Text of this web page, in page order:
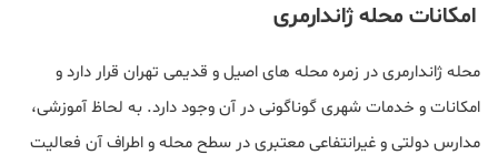
امکانات محله ژاندارمری
محله ژاندارمری در زمره محله‌ های اصیل و قدیمی تهران قرار دارد و
امکانات و خدمات شهری گوناگونی در آن وجود دارد. به لحاظ آموزشی،
مدارس دولتی و غیرانتفاعی معتبری در سطح محله و اطراف آن فعالیت